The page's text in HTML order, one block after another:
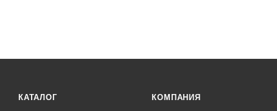
КАТАЛОГ КОМПАНИЯ